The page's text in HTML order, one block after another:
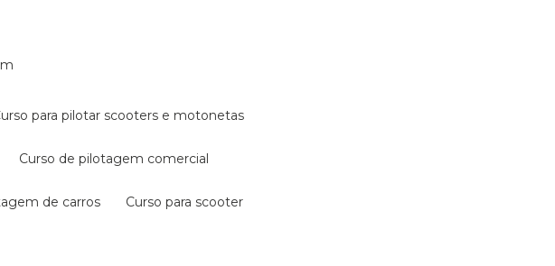
curso para pilotar scooters e motonetas
curso de pilotagem comercial
de carros curso para scooter